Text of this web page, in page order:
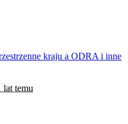
kraju a ODRA i inne
lat temu